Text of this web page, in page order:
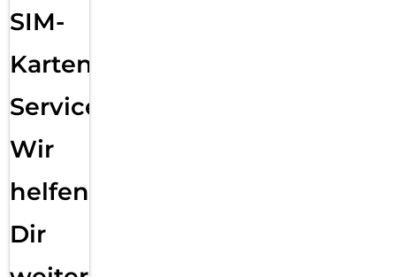
SIM-
Karten
Service:
Wir
helfen
Dir